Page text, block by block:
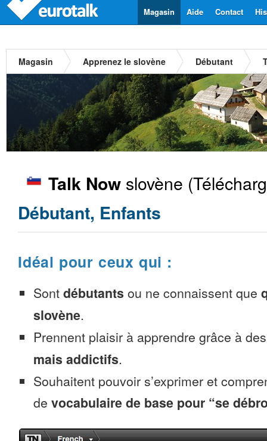
Contact
Aide
Magasin
Magasin Apprenez le slovène Débutant
Talk Now slovène
Débutant, Enfants
Idéal pour ceux qui :
Sont débutants ou ne connaissent que
slovène.
Prennent plaisir à apprendre grâce à
mais addictifs.
Souhaitent pouvoir s’exprimer et
de vocabulaire de base pour “se